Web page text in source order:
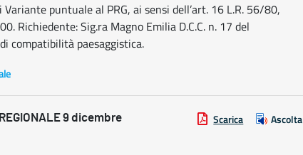
Variante puntuale al PRG, ai sensi dell’art. 16 L.R. 56/80,
Richiedente: Sig.ra Magno Emilia D.C.C. n. 17 del
compatibilità paesaggistica.
9 dicembre
Scarica Ascolta